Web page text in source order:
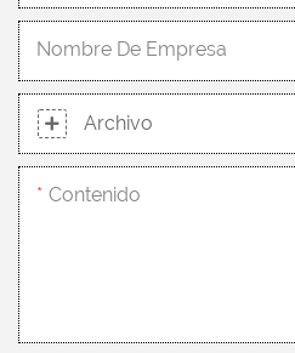
Nombre De Empresa
Archivo
Contenido